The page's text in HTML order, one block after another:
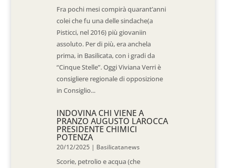
Fra pochi mesi compirà quarant’anni
colei che fu una delle sindache(a
Pisticci, nel 2016) più giovaniin
assoluto. Per di più, era anchela
prima, in Basilicata, con i gradi da
“Cinque Stelle”. Oggi Viviana Verri è
consigliere regionale di opposizione
in Consiglio...
INDOVINA CHI VIENE A
PRANZO AUGUSTO LAROCCA
PRESIDENTE CHIMICI
POTENZA
20/12/2025 | Basilicatanews
Scorie, petrolio e acqua (che